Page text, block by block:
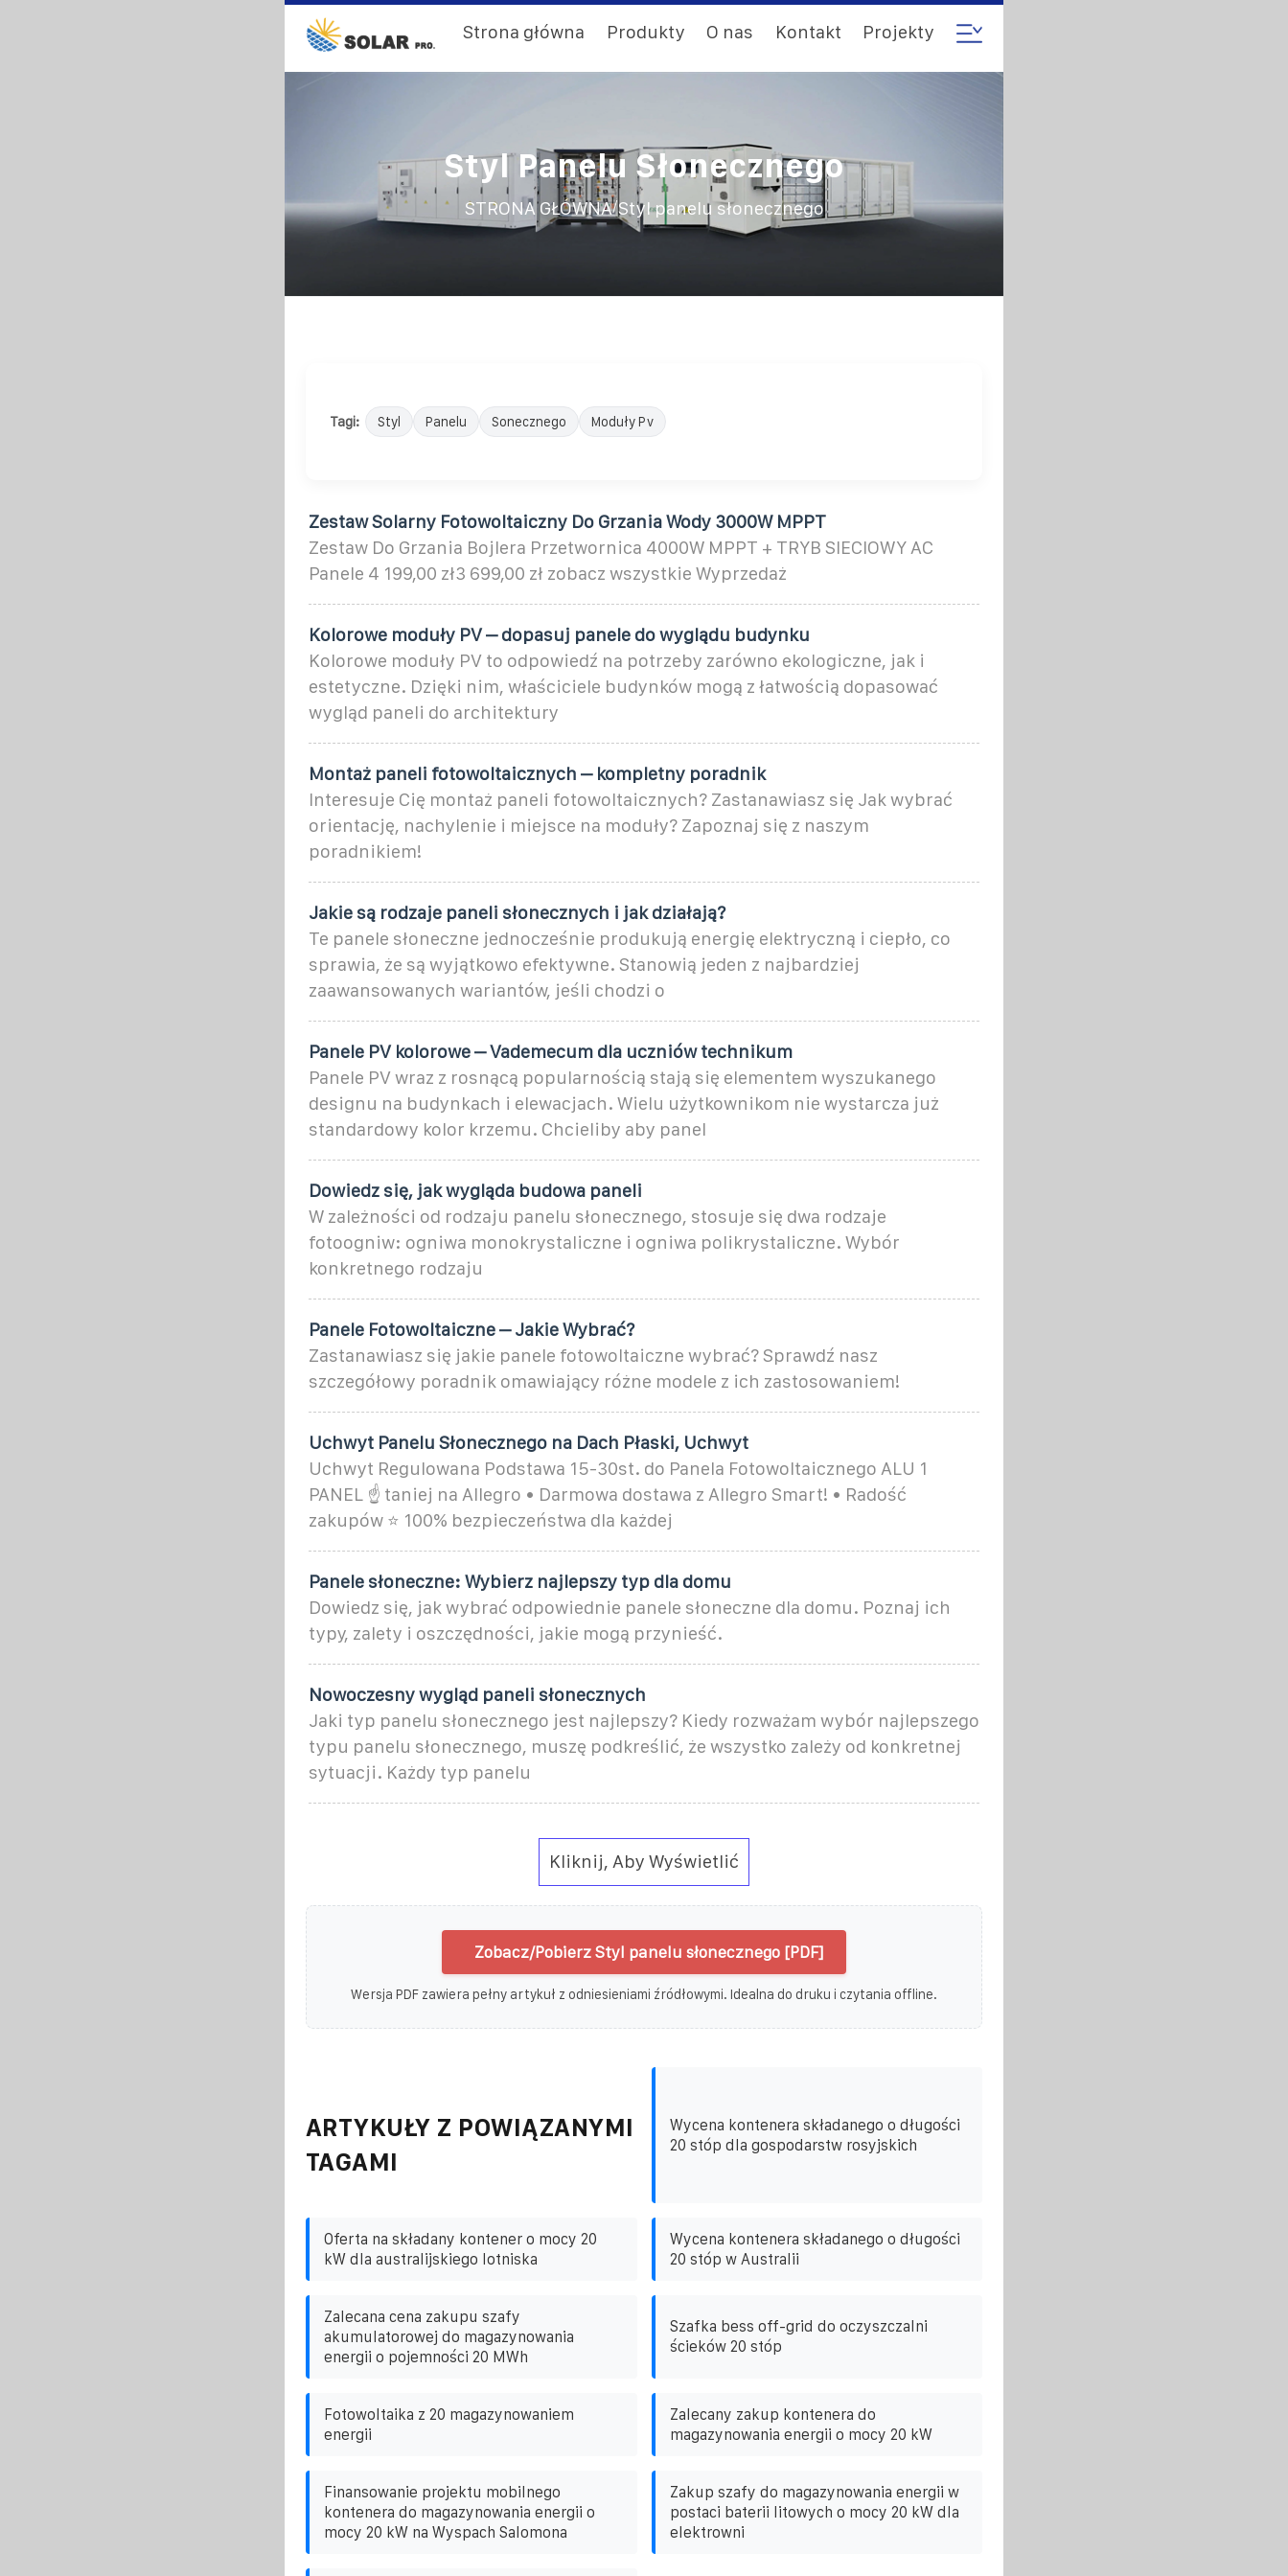
Strona główna Produkty O nas Kontakt Projekty
Styl Panelu Słonecznego
STRONA GŁÓWNA/Styl panelu słonecznego
Tagi: Styl Panelu Sonecznego Moduły Pv
Zestaw Solarny Fotowoltaiczny Do Grzania Wody 3000W MPPT
Zestaw Do Grzania Bojlera Przetwornica 4000W MPPT + TRYB SIECIOWY AC
Panele 4 199,00 zł3 699,00 zł zobacz wszystkie Wyprzedaż
Kolorowe moduły PV – dopasuj panele do wyglądu budynku
Kolorowe moduły PV to odpowiedź na potrzeby zarówno ekologiczne, jak i
estetyczne. Dzięki nim, właściciele budynków mogą z łatwością dopasować
wygląd paneli do architektury
Montaż paneli fotowoltaicznych – kompletny poradnik
Interesuje Cię montaż paneli fotowoltaicznych? Zastanawiasz się Jak wybrać
orientację, nachylenie i miejsce na moduły? Zapoznaj się z naszym
poradnikiem!
Jakie są rodzaje paneli słonecznych i jak działają?
Te panele słoneczne jednocześnie produkują energię elektryczną i ciepło, co
sprawia, że są wyjątkowo efektywne. Stanowią jeden z najbardziej
zaawansowanych wariantów, jeśli chodzi o
Panele PV kolorowe – Vademecum dla uczniów technikum
Panele PV wraz z rosnącą popularnością stają się elementem wyszukanego
designu na budynkach i elewacjach. Wielu użytkownikom nie wystarcza już
standardowy kolor krzemu. Chcieliby aby panel
Dowiedz się, jak wygląda budowa paneli
W zależności od rodzaju panelu słonecznego, stosuje się dwa rodzaje
fotoogniw: ogniwa monokrystaliczne i ogniwa polikrystaliczne. Wybór
konkretnego rodzaju
Panele Fotowoltaiczne – Jakie Wybrać?
Zastanawiasz się jakie panele fotowoltaiczne wybrać? Sprawdź nasz
szczegółowy poradnik omawiający różne modele z ich zastosowaniem!
Uchwyt Panelu Słonecznego na Dach Płaski, Uchwyt
Uchwyt Regulowana Podstawa 15-30st. do Panela Fotowoltaicznego ALU 1
PANEL ☝ taniej na Allegro • Darmowa dostawa z Allegro Smart! • Radość
zakupów ⭐ 100% bezpieczeństwa dla każdej
Panele słoneczne: Wybierz najlepszy typ dla domu
Dowiedz się, jak wybrać odpowiednie panele słoneczne dla domu. Poznaj ich
typy, zalety i oszczędności, jakie mogą przynieść.
Nowoczesny wygląd paneli słonecznych
Jaki typ panelu słonecznego jest najlepszy? Kiedy rozważam wybór najlepszego
typu panelu słonecznego, muszę podkreślić, że wszystko zależy od konkretnej
sytuacji. Każdy typ panelu
Kliknij, Aby Wyświetlić
Zobacz/Pobierz Styl panelu słonecznego [PDF]
Wersja PDF zawiera pełny artykuł z odniesieniami źródłowymi. Idealna do druku i czytania offline.
ARTYKUŁY Z POWIĄZANYMI
TAGAMI
Wycena kontenera składanego o długości
20 stóp dla gospodarstw rosyjskich
Oferta na składany kontener o mocy 20
kW dla australijskiego lotniska
Wycena kontenera składanego o długości
20 stóp w Australii
Zalecana cena zakupu szafy
akumulatorowej do magazynowania
energii o pojemności 20 MWh
Szafka bess off-grid do oczyszczalni
ścieków 20 stóp
Fotowoltaika z 20 magazynowaniem
energii
Zalecany zakup kontenera do
magazynowania energii o mocy 20 kW
Finansowanie projektu mobilnego
kontenera do magazynowania energii o
mocy 20 kW na Wyspach Salomona
Zakup szafy do magazynowania energii w
postaci baterii litowych o mocy 20 kW dla
elektrowni